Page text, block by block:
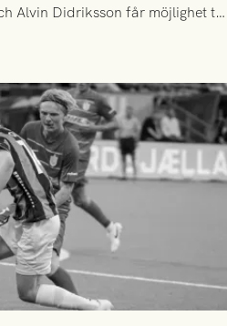
Alvin Didriksson får möjlighet till